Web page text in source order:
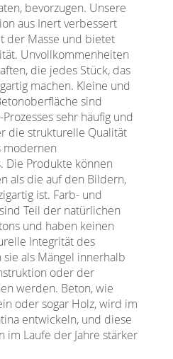
bevorzugen. Unsere
aus Inert verbessert
der Masse und bietet
Unvollkommenheiten
die jedes Stück, das
machen. Kleine und
sind
sehr häufig und
die strukturelle Qualität
modernen
Die Produkte können
als die auf den Bildern,
ist. Farb- und
Teil der natürlichen
und haben keinen
Integrität des
als Mängel innerhalb
oder der
werden. Beton, wie
oder sogar Holz, wird im
entwickeln, und diese
im Laufe der Jahre stärker